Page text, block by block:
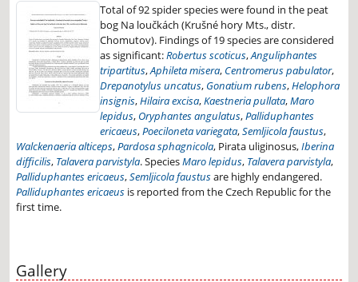
Total of 92 spider species were found in the peat
bog Na loučkách (Krušné hory Mts., distr.
Chomutov). Findings of 19 species are considered
as significant:Robertus scoticus,Anguliphantes
tripartitus,Aphileta misera, Centromerus pabulator,
Drepanotylus uncatus, Gonatium rubens,Helophora
insignis,Hilaira excisa,Kaestneria pullata,Maro
lepidus, Oryphantes angulatus,Palliduphantes
ericaeus,Poeciloneta variegata,Semljicola faustus,
Walckenaeria alticeps,Pardosa sphagnicola, Pirata uliginosus,Iberina
difficilis, Talavera parvistyla. SpeciesMaro lepidus, Talavera parvistyla,
Palliduphantes ericaeus,Semljicola faustusare highly endangered.
Palliduphantes ericaeus is reported from the Czech Republic for the
first time.
Gallery